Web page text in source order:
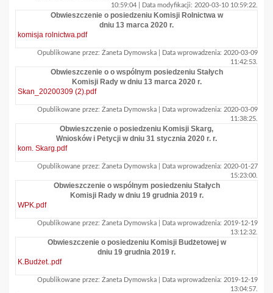
10:59:04 | Data modyfikacji: 2020-03-10 10:59:22.
Obwieszczenie o posiedzeniu Komisji Rolnictwa w
dniu 13 marca 2020 r.
komisja rolnictwa.pdf
Opublikowane przez: Żaneta Dymowska | Data wprowadzenia: 2020-03-09
11:42:53.
Obwieszczenie o o wspólnym posiedzeniu Stałych
Komisji Rady w dniu 13 marca 2020 r.
Skan_20200309 (2).pdf
Opublikowane przez: Żaneta Dymowska | Data wprowadzenia: 2020-03-09
11:38:25.
Obwieszczenie o posiedzeniu Komisji Skarg,
Wniosków i Petycji w dniu 31 stycznia 2020 r. r.
kom. Skarg.pdf
Opublikowane przez: Żaneta Dymowska | Data wprowadzenia: 2020-01-27
15:23:00.
Obwieszczenie o wspólnym posiedzeniu Stałych
Komisji Rady w dniu 19 grudnia 2019 r.
WPK.pdf
Opublikowane przez: Żaneta Dymowska | Data wprowadzenia: 2019-12-19
13:12:32.
Obwieszczenie o posiedzeniu Komisji Budżetowej w
dniu 19 grudnia 2019 r.
K.Budżet..pdf
Opublikowane przez: Żaneta Dymowska | Data wprowadzenia: 2019-12-19
13:04:57.